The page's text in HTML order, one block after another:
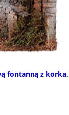
fontanną z korka,